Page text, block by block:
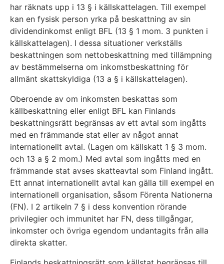
har räknats upp i 13 § i källskattelagen. Till exempel
kan en fysisk person yrka på beskattning av sin
dividendinkomst enligt BFL (13 § 1 mom. 3 punkten i
källskattelagen). I dessa situationer verkställs
beskattningen som nettobeskattning med tillämpning
av bestämmelserna om inkomstbeskattning för
allmänt skattskyldiga (13 a § i källskattelagen).
Oberoende av om inkomsten beskattas som
källbeskattning eller enligt BFL kan Finlands
beskattningsrätt begränsas av ett avtal som ingåtts
med en främmande stat eller av något annat
internationellt avtal. (Lagen om källskatt 1 § 3 mom.
och 13 a § 2 mom.) Med avtal som ingåtts med en
främmande stat avses skatteavtal som Finland ingått.
Ett annat internationellt avtal kan gälla till exempel en
internationell organisation, såsom Förenta Nationerna
(FN). I 2 artikeln 7 § i dess konvention rörande
privilegier och immunitet har FN, dess tillgångar,
inkomster och övriga egendom undantagits från alla
direkta skatter.